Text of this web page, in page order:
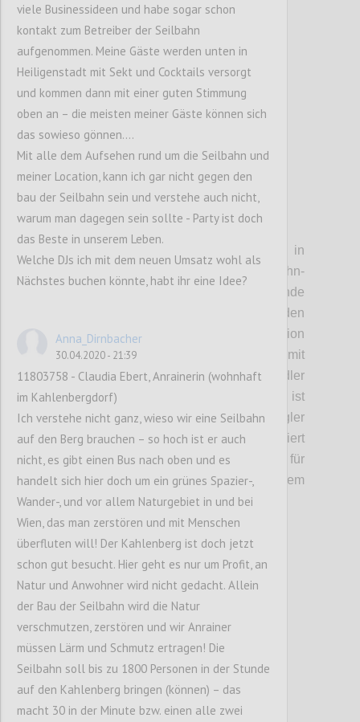
sein wird, und auf den Kahlenberg.
P4
Die Einstiegstelle in
Heiligenstadt soll direkt auf die U-Bahn-
Station aufgesetzt werden. Entsprechende
Gespräche mit den Wiener Linien wurden
bereits begonnen. In Jedlesee soll die Station
zu einem kleinen Freizeitzentrum mit
Gastronomieangebot und Service für Radler
ausgebaut werden. Auf dem Kahlenberg ist
ein Angebot für Touristen und Ausflügler
angedacht: In die Bergstation integriert
werden sollen ein Souvenirshop, ein Markt für
regionale Anbieter, etwa aus dem
Wienerwald, und ein Restaurant.
viele Businessideen und habe sogar schon
kontakt zum Betreiber der Seilbahn
aufgenommen. Meine Gäste werden unten in
Heiligenstadt mit Sekt und Cocktails versorgt
und kommen dann mit einer guten Stimmung
oben an – die meisten meiner Gäste können sich
das sowieso gönnen….
Mit alle dem Aufsehen rund um die Seilbahn und
meiner Location, kann ich gar nicht gegen den
bau der Seilbahn sein und verstehe auch nicht,
warum man dagegen sein sollte - Party ist doch
das Beste in unserem Leben.
Welche DJs ich mit dem neuen Umsatz wohl als
Nächstes buchen könnte, habt ihr eine Idee?
Anna_Dirnbacher
30.04.2020 - 21:39
11803758 - Claudia Ebert, Anrainerin (wohnhaft
im Kahlenbergdorf)
Ich verstehe nicht ganz, wieso wir eine Seilbahn
auf den Berg brauchen – so hoch ist er auch
nicht, es gibt einen Bus nach oben und es
handelt sich hier doch um ein grünes Spazier-,
Wander-, und vor allem Naturgebiet in und bei
Wien, das man zerstören und mit Menschen
überfluten will! Der Kahlenberg ist doch jetzt
schon gut besucht. Hier geht es nur um Profit, an
Natur und Anwohner wird nicht gedacht. Allein
der Bau der Seilbahn wird die Natur
verschmutzen, zerstören und wir Anrainer
müssen Lärm und Schmutz ertragen! Die
Seilbahn soll bis zu 1800 Personen in der Stunde
auf den Kahlenberg bringen (können) – das
macht 30 in der Minute bzw. einen alle zwei